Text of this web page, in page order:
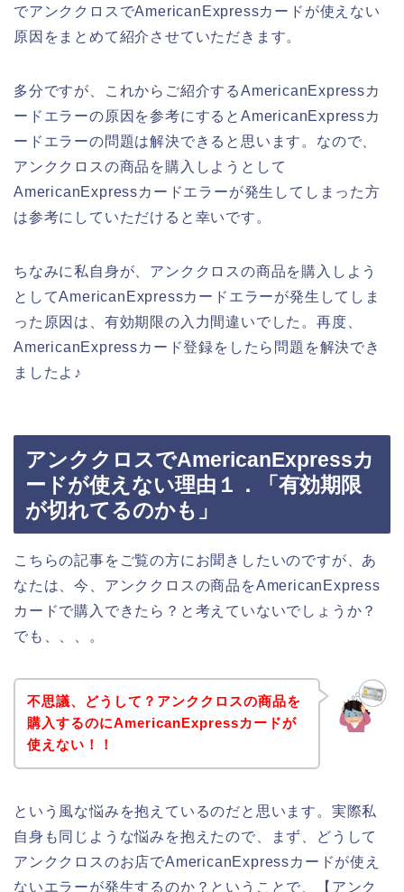
でアンククロスでAmericanExpressカードが使えない
原因をまとめて紹介させていただきます。
多分ですが、これからご紹介するAmericanExpressカ
ードエラーの原因を参考にするとAmericanExpressカ
ードエラーの問題は解決できると思います。なので、
アンククロスの商品を購入しようとして
AmericanExpressカードエラーが発生してしまった方
は参考にしていただけると幸いです。
ちなみに私自身が、アンククロスの商品を購入しよう
としてAmericanExpressカードエラーが発生してしま
った原因は、有効期限の入力間違いでした。再度、
AmericanExpressカード登録をしたら問題を解決でき
ましたよ♪
アンククロスでAmericanExpressカ
ードが使えない理由１．「有効期限
が切れてるのかも」
こちらの記事をご覧の方にお聞きしたいのですが、あ
なたは、今、アンククロスの商品をAmericanExpress
カードで購入できたら？と考えていないでしょうか？
でも、、、。
不思議、どうして？アンククロスの商品を
購入するのにAmericanExpressカードが
使えない！！
という風な悩みを抱えているのだと思います。実際私
自身も同じような悩みを抱えたので、まず、どうして
アンククロスのお店でAmericanExpressカードが使え
ないエラーが発生するのか？ということで、【アンク